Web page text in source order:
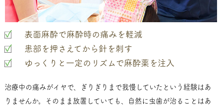
表面麻酔で麻酔時の痛みを軽減
患部を押さえてから針を刺す
ゆっくりと一定のリズムで麻酔薬を注入
治療中の痛みがイヤで、ぎりぎりまで我慢していたという経験はあ
りませんか。そのまま放置していても、自然に虫歯が治ることはあ